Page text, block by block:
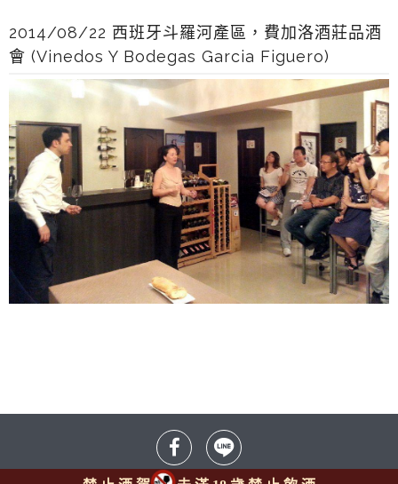
2014/08/22 西班牙斗羅河產區，費加洛酒莊品酒
會 (Vinedos Y Bodegas Garcia Figuero)